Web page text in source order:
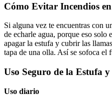
Cómo Evitar Incendios
Si alguna vez te encuentras con
de echarle agua, porque eso solo
apagar la estufa y cubrir las
tapa de una olla. Así se sofoca el
Uso Seguro de la Estufa
Uso diario